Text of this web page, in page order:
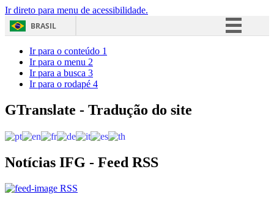
Ir direto para menu de acessibilidade.
BRASIL
Acesso à informação
Ir para o conteúdo 1
Ir para o menu 2
Ir para a busca 3
Ir para o rodapé 4
GTranslate - Tradução do site
Notícias IFG - Feed RSS
RSS